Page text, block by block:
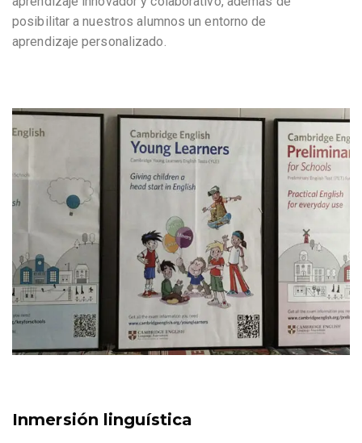
posibilitar a nuestros alumnos un entorno de
aprendizaje personalizado.
Inmersión linguística